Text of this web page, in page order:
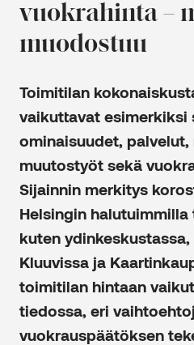
vuokrahinta –
muodostuu
Toimitilan
vaikuttavat esimerkiksi
ominaisuudet,
muutostyöt sekä
Sijainnin merkitys
Helsingin
kuten ydinkeskustassa,
Kluuvissa ja
toimitilan hintaan
tiedossa, eri
vuokrauspäätöksen